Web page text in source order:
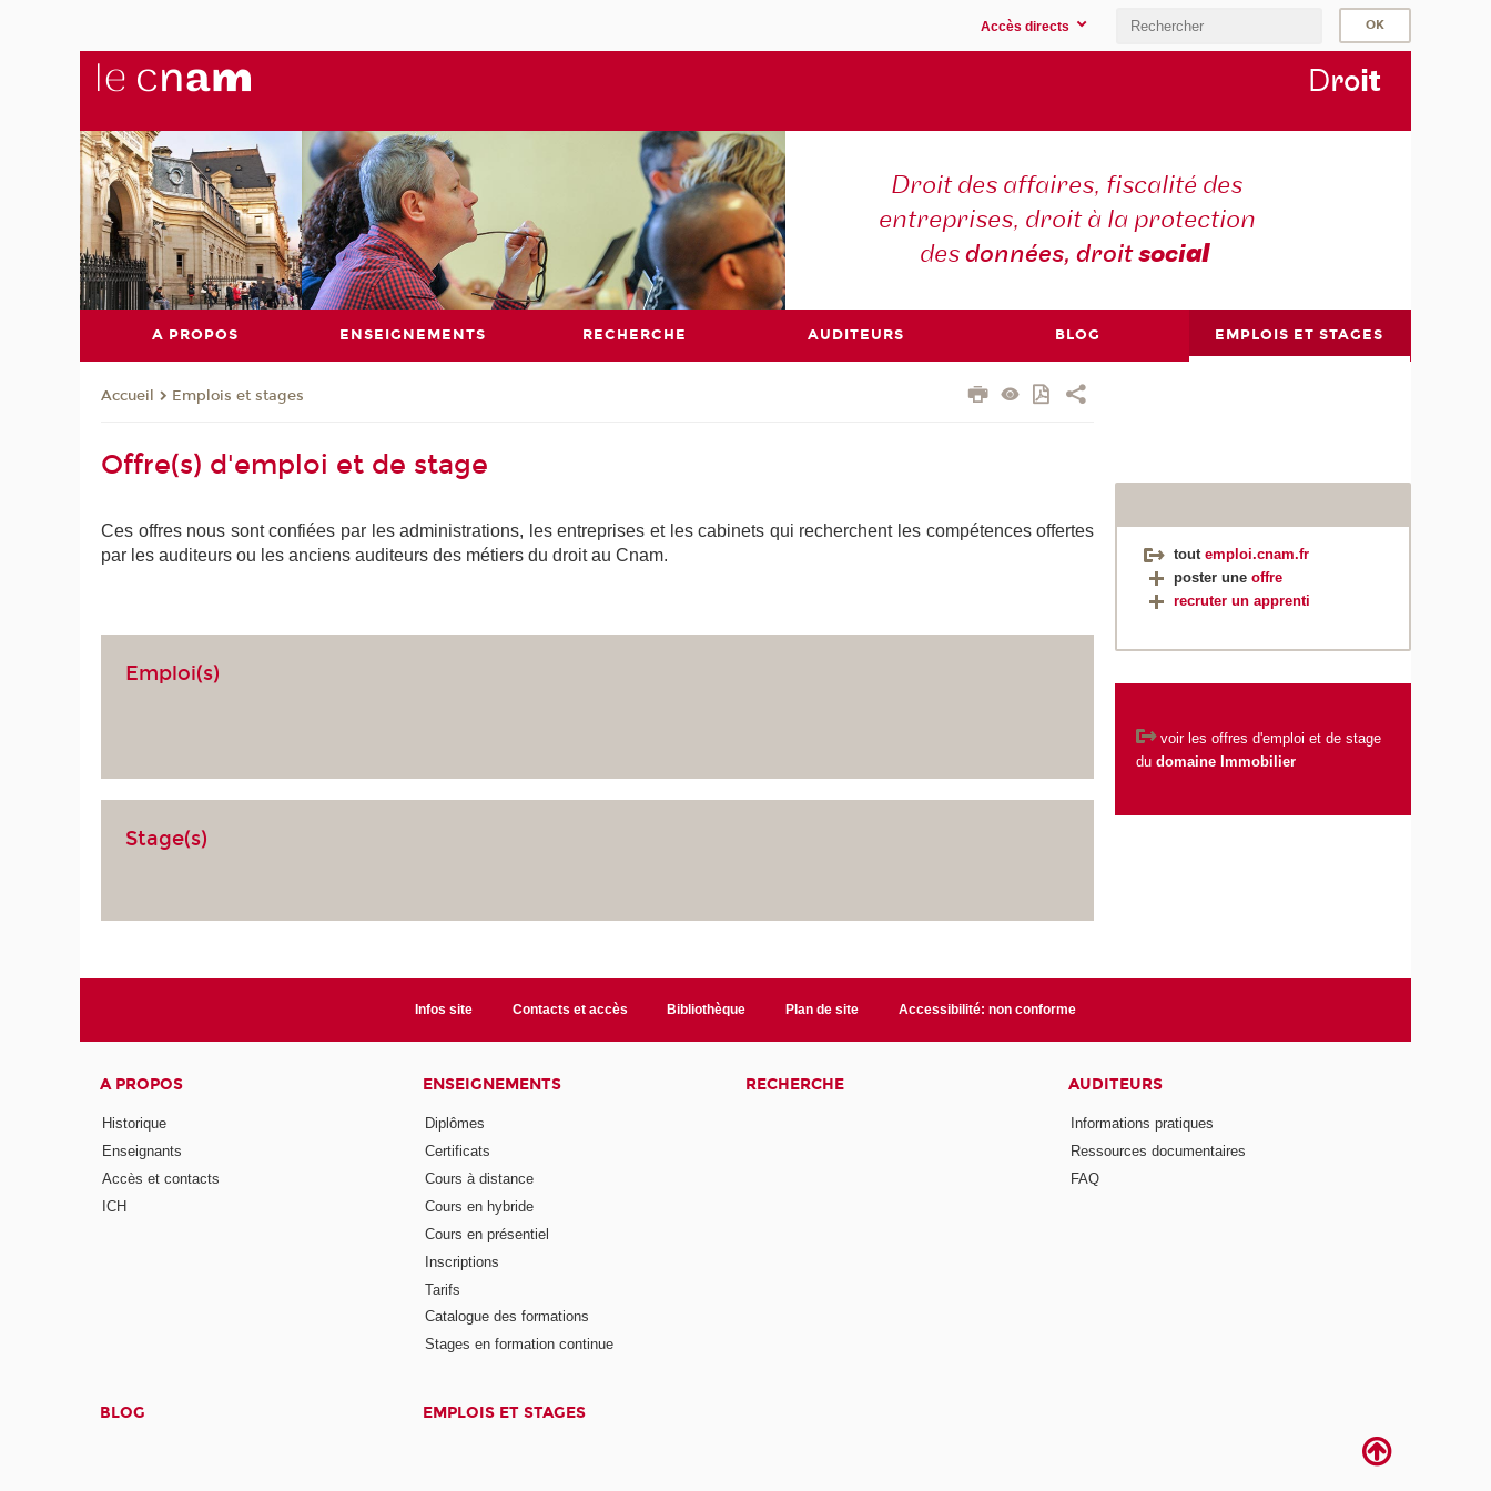
Accès directs
Droit
Droit des affaires, fiscalité des
entreprises, droit à la protection
desdonnées, droitsocial
A PROPOS ENSEIGNEMENTS RECHERCHE AUDITEURS BLOG EMPLOIS ET STAGES
Accueil Emplois et stages
Offre(s) d'emploi et de stage
Ces offres nous sont confiées par les administrations, les entreprises et les cabinets qui recherchent les compétences offertes
par les auditeurs ou les anciens auditeurs des métiers du droit au Cnam.
Emploi(s)
Stage(s)
toutemploi.cnam.fr
poster uneoffre
recruter un apprenti
voir lesoffres d'emploi et de stage
dudomaine Immobilier
Infos site Contacts et accès Bibliothèque Plan de site Accessibilité: non conforme
A PROPOS
Historique
Enseignants
Accès et contacts
ICH
ENSEIGNEMENTS
Diplômes
Certificats
Cours à distance
Cours en hybride
Cours en présentiel
Inscriptions
Tarifs
Catalogue des formations
Stages en formation continue
RECHERCHE AUDITEURS
Informations pratiques
Ressources documentaires
FAQ
BLOG EMPLOIS ET STAGES